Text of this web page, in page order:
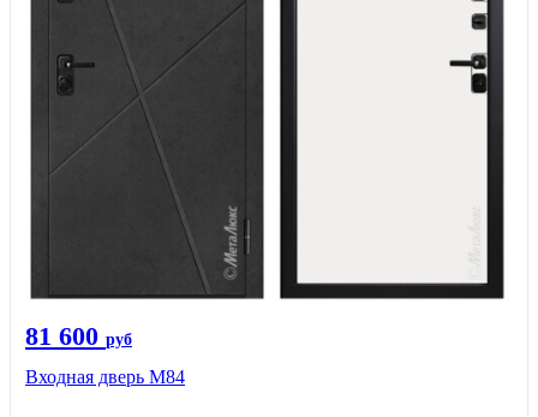
81 600 руб
Входная дверь M84